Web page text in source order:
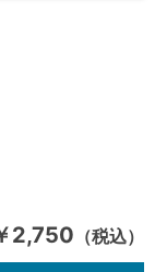
2,750 （税込）